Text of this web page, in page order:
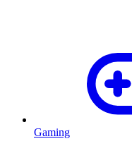
Gaming